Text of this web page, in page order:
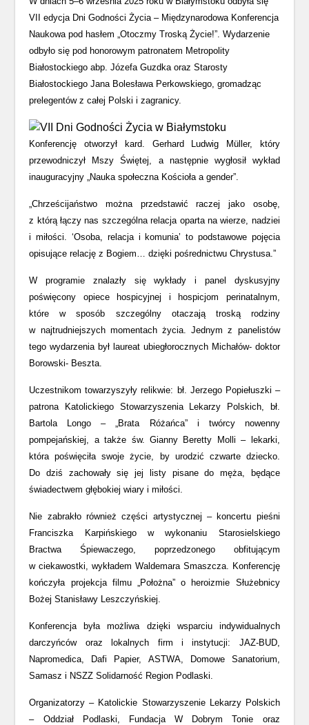
VII edycja Dni Godności Życia – Międzynarodowa Konferencja
Naukowa pod hasłem „Otoczmy Troską Życie!”. Wydarzenie
odbyło się pod honorowym patronatem Metropolity
Białostockiego abp. Józefa Guzdka oraz Starosty
Białostockiego Jana Bolesława Perkowskiego, gromadząc
prelegentów z całej Polski i zagranicy.
Konferencję otworzył kard. Gerhard Ludwig Müller, który
przewodniczył Mszy Świętej, a następnie wygłosił wykład
inauguracyjny „Nauka społeczna Kościoła a gender”.
„Chrześcijaństwo można przedstawić raczej jako osobę,
z którą łączy nas szczególna relacja oparta na wierze, nadziei
i miłości. ‘Osoba, relacja i komunia’ to podstawowe pojęcia
opisujące relację z Bogiem… dzięki pośrednictwu Chrystusa.”
W programie znalazły się wykłady i panel dyskusyjny
poświęcony opiece hospicyjnej i hospicjom perinatalnym,
które w sposób szczególny otaczają troską rodziny
w najtrudniejszych momentach życia. Jednym z panelistów
tego wydarzenia był laureat ubiegłorocznych Michałów- doktor
Borowski- Beszta.
Uczestnikom towarzyszyły relikwie: bł. Jerzego Popiełuszki –
patrona Katolickiego Stowarzyszenia Lekarzy Polskich, bł.
Bartola Longo – „Brata Różańca” i twórcy nowenny
pompejańskiej, a także św. Gianny Beretty Molli – lekarki,
która poświęciła swoje życie, by urodzić czwarte dziecko.
Do dziś zachowały się jej listy pisane do męża, będące
świadectwem głębokiej wiary i miłości.
Nie zabrakło również części artystycznej – koncertu pieśni
Franciszka Karpińskiego w wykonaniu Starosielskiego
Bractwa Śpiewaczego, poprzedzonego obfitującym
w ciekawostki, wykładem Waldemara Smaszcza. Konferencję
kończyła projekcja filmu „Położna” o heroizmie Służebnicy
Bożej Stanisławy Leszczyńskiej.
Konferencja była możliwa dzięki wsparciu indywidualnych
darczyńców oraz lokalnych firm i instytucji: JAZ-BUD,
Napromedica, Dafi Papier, ASTWA, Domowe Sanatorium,
Samasz i NSZZ Solidarność Region Podlaski.
Organizatorzy – Katolickie Stowarzyszenie Lekarzy Polskich
– Oddział Podlaski, Fundacja W Dobrym Tonie oraz